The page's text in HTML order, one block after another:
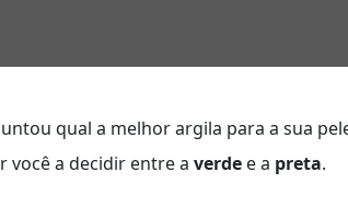
qual a melhor argila para a sua
você a decidir entre a verde e a preta.